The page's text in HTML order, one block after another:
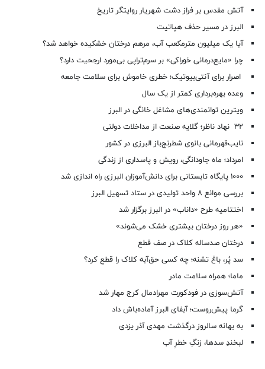
آتش مقدس بر فراز دشت شهریار روایتگر تاریخ
البرز در مسیر حذف هپاتیت
آیا یک میلیون مترمکعب آب، مرهم درختان خشکیده خواهد شد؟
چرا «مایع‌درمانی خوراکی» بر سرم‌تراپی بی‌مورد ارجحیت دارد؟
اصرار برای آنتی‌بیوتیک؛ خطری خاموش برای سلامت جامعه
وعده بهره‌برداری کمتر از یک سال
ویترین توانمندی‌های مشاغل خانگی در البرز
۳۲ نهاد ناظر؛ گلایه صنعت از مداخلات دولتی
نایب‌قهرمانی بانوی شطرنج‌باز البرزی در کشور
امرداد؛ ماه جاودانگی، رویش و پاسداری از زندگی
۱۰۰۰ پایگاه تابستانی برای دانش‌آموزان البرزی راه اندازی شد
بررسی موانع ۸ واحد تولیدی در ستاد تسهیل البرز
اختتامیه طرح «داناب» در البرز برگزار شد
«هر روز درختان بیشتری خشک می‌شوند»
درختان صدساله کلاک در صف قطع
سد پُر، باغ تشنه؛ چه کسی حق‌آبه کلاک را قطع کرد؟
ماما؛ همراه سلامت مادر
آتش‌سوزی در فودکورت مهرادمال کرج مهار شد
گرما پیش‌روست؛ آبفای البرز آماده‌باش داد
به بهانه سالروز درگذشت مهدی آذر یزدی
لبخندِ سدها، زنگِ خطرِ آب